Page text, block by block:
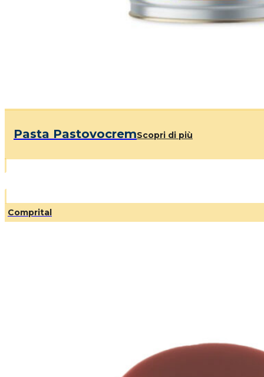
Pasta PastovocremScopri di più
Comprital